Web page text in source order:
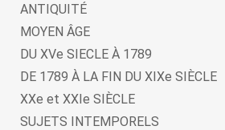
ANTIQUITÉ
MOYEN ÂGE
DU XVe SIECLE À 1789
DE 1789 À LA FIN DU XIXe SIÈCLE
XXe et XXIe SIÈCLE
SUJETS INTEMPORELS